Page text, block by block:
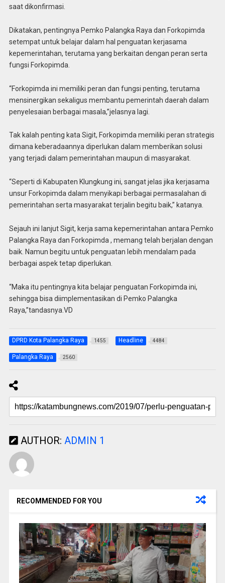
saat dikonfirmasi.
Dikatakan, pentingnya Pemko Palangka Raya dan Forkopimda
setempat untuk belajar dalam hal penguatan kerjasama
kepemerintahan, terutama yang berkaitan dengan peran serta
fungsi Forkopimda.
“Forkopimda ini memiliki peran dan fungsi penting, terutama
mensinergikan sekaligus membantu pemerintah daerah dalam
penyelesaian berbagai masala,”jelasnya lagi.
Tak kalah penting kata Sigit, Forkopimda memiliki peran strategis
dimana keberadaannya diperlukan dalam memberikan solusi
yang terjadi dalam pemerintahan maupun di masyarakat.
“Seperti di Kabupaten Klungkung ini, sangat jelas jika kerjasama
unsur Forkopimda dalam menyikapi berbagai permasalahan di
pemerintahan serta masyarakat terjalin begitu baik,” katanya.
Sejauh ini lanjut Sigit, kerja sama kepemerintahan antara Pemko
Palangka Raya dan Forkopimda , memang telah berjalan dengan
baik. Namun begitu untuk penguatan lebih mendalam pada
berbagai aspek tetap diperlukan.
“Maka itu pentingnya kita belajar penguatan Forkopimda ini,
sehingga bisa diimplementasikan di Pemko Palangka
Raya,”tandasnya.VD
DPRD Kota Palangka Raya 1455 Headline 4484
Palangka Raya 2560
AUTHOR: ADMIN 1
RECOMMENDED FOR YOU